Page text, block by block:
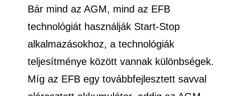
Bár mind az AGM, mind az EFB
technológiát használják Start-Stop
alkalmazásokhoz, a technológiák
teljesítménye között vannak különbségek.
Míg az EFB egy továbbfejlesztett savval